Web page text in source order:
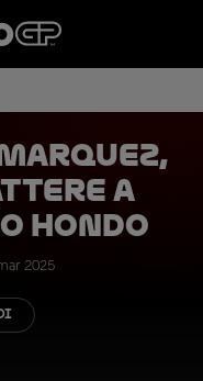
a
Hondo
2025